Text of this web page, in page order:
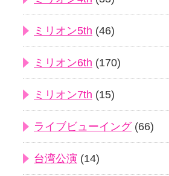
ミリオン5th (46)
ミリオン6th (170)
ミリオン7th (15)
ライブビューイング(66)
台湾公演 (14)